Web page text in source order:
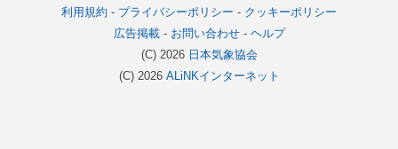
利用規約 - プライバシーポリシー - クッキーポリシー
広告掲載- お問い合わせ- ヘルプ
(C) 2026 日本気象協会
(C) 2026 ALiNKインターネット